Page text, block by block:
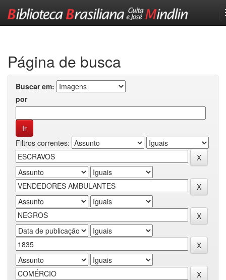
Página de busca
Buscar em:
por
Filtros correntes: